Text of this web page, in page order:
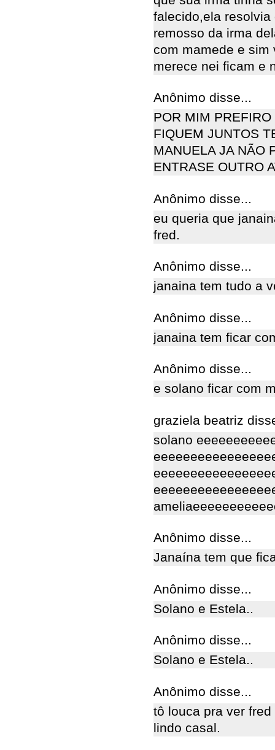
falecido,ela
remosso da irma
com mamede e sim
merece nei ficam e
Anônimo disse...
POR MIM
FIQUEM JUNTOS
MANUELA JA NÃO
ENTRASE OUTRO
Anônimo disse...
eu queria que
fred.
Anônimo disse...
janaina tem tudo a
Anônimo disse...
janaina tem ficar
Anônimo disse...
e solano ficar com
graziela beatriz
solano
Anônimo disse...
Janaína tem que
Anônimo disse...
Solano e Estela..
Anônimo disse...
Solano e Estela..
Anônimo disse...
tô louca pra ver
lindo casal.